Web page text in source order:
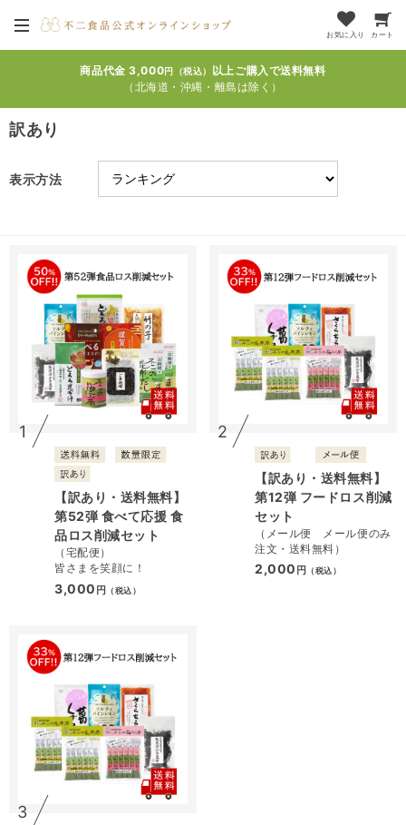
お気に入り カート
商品代金 3,000円（税込）
以上ご購入で送料無料
（北海道・沖縄・離島は除く）
訳あり
表示方法
1
【訳あり・送料無料】
第52弾 食べて応援 食
品ロス削減セット
（宅配便）
皆さまを笑顔に！
3,000 円 （税込）
2
【訳あり・送料無料】
第12弾 フードロス削減
セット
（メール便 メール便のみ
注文・送料無料）
2,000 円 （税込）
3